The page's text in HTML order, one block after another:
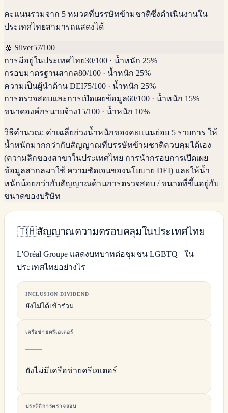
คะแนนรวมจาก 5 หมวดที่บรรษัทข้ามชาติซึ่งดำเนินงานใน
ประเทศไทยสามารถแสดงได้
🥈 Silver57/100
การมีอยู่ในประเทศไทย30/100 · น้ำหนัก 25%
กรอบมาตรฐานสากล80/100 · น้ำหนัก 25%
ความเป็นผู้นำด้าน DEI75/100 · น้ำหนัก 25%
การตรวจสอบและการเปิดเผยข้อมูล60/100 · น้ำหนัก 15%
ขนาดองค์กรนายจ้าง15/100 · น้ำหนัก 10%
วิธีคำนวณ: ค่าเฉลี่ยถ่วงน้ำหนักของคะแนนย่อย 5 รายการ ให้
น้ำหนักมากกว่ากับสัญญาณที่บรรษัทข้ามชาติควบคุมได้เอง
(ความลึกของสาขาในประเทศไทย การนำกรอบการเปิดเผย
ข้อมูลสากลมาใช้ ความชัดเจนของนโยบาย DEI) และให้น้ำ
หนักน้อยกว่ากับสัญญาณด้านการตรวจสอบ / ขนาดที่ขึ้นอยู่กับ
ขนาดของบริษัท
🇹🇭สัญญาณความครอบคลุมในประเทศไทย
L'Oréal Groupe แสดงบทบาทต่อชุมชน LGBTQ+ ใน
ประเทศไทยอย่างไร
INCLUSION DIVIDEND
ยังไม่ได้เข้าร่วม
เครือข่ายครีเอเตอร์
—
ยังไม่มีเครือข่ายครีเอเตอร์
ประวัติการตรวจสอบ